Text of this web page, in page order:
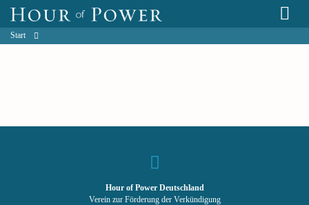
Start
Hour of Power Deutschland
Verein zur Förderung der Verkündigung